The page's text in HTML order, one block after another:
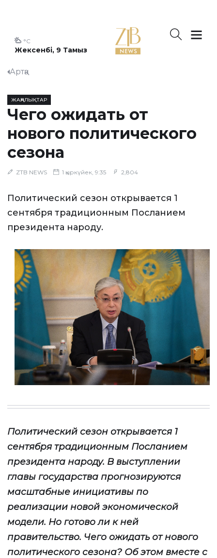
Жексенбі, 9 Тамыз
°C
Артқа
ЖАҢАЛЫҚТАР
Чего ожидать от
нового политического
сезона
ZTB NEWS 1 қыркүйек, 9:35 2,804
Политический сезон открывается 1
сентября традиционным Посланием
президента народу.
Политический сезон открывается 1
сентября традиционным Посланием
президента народу. В выступлении
главы государства прогнозируются
масштабные инициативы по
реализации новой экономической
модели. Но готово ли к ней
правительство. Чего ожидать от нового
политического сезона? Об этом вместе с